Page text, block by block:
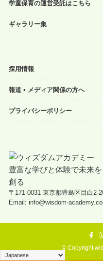
学童保育の運営受託はこちら
ギャラリー集
採用情報
報道 • メディア関係の方へ
プライバシーポリシー
〒171-0031 東京都豊島区目白2-
Email: info@wisdom-
©Copyright